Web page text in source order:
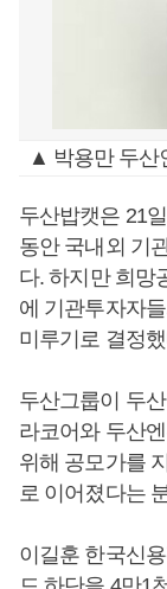
▲ 박용만 두산
두산밥캣은 21
동안 국내외 기
다. 하지만 희망
에 기관투자자
미루기로 결정
두산그룹이 두
라코어와 두산
위해 공모가를
로 이어졌다는
이길훈 한국신